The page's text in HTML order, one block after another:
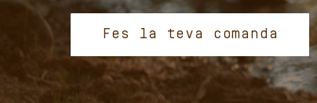
Fes la teva comanda